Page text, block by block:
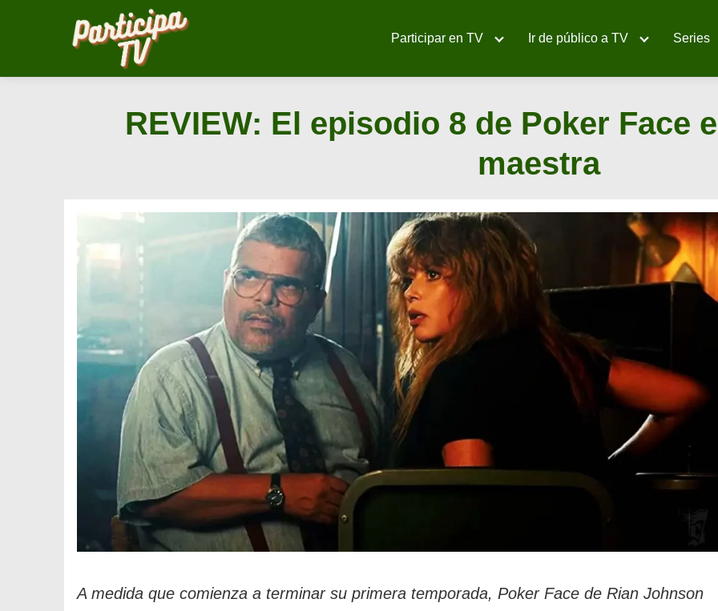
Participar en TV Ir de público a TV Series
REVIEW: El episodio 8 de Poker Face
maestra
A medida que comienza a terminar su primera temporada, Poker Face de Rian Johnson